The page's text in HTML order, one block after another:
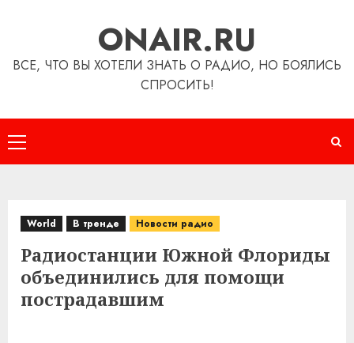
ONAIR.RU
ВСЕ, ЧТО ВЫ ХОТЕЛИ ЗНАТЬ О РАДИО, НО БОЯЛИСЬ
СПРОСИТЬ!
Основное
меню
World В тренде Новости радио
Радиостанции Южной Флориды
объединились для помощи
пострадавшим